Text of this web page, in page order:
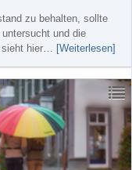
zu behalten, sollte
und die
sieht hier… [Weiterlesen]